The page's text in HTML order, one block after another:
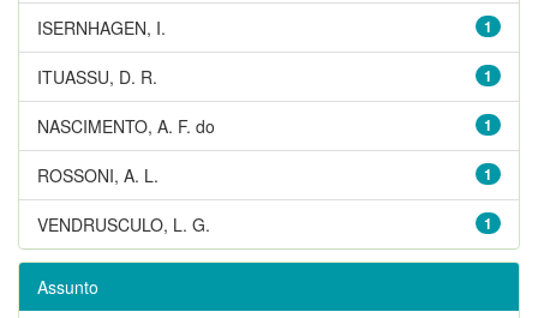
1
ISERNHAGEN, I.
1
ITUASSU, D. R.
1
NASCIMENTO, A. F. do
1
ROSSONI, A. L.
1
VENDRUSCULO, L. G.
Assunto